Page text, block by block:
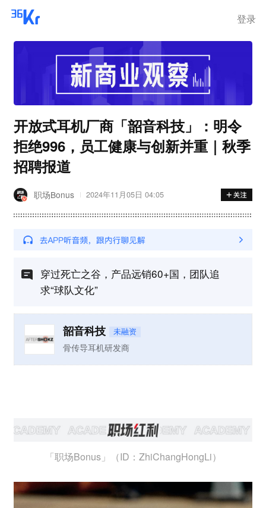
登录
开放式耳机厂商「韶音科技」：明令
拒绝996，员工健康与创新并重｜秋季
招聘报道
职场Bonus 2024年11月05日 04:05
穿过死亡之谷，产品远销60+国，团队追
求“球队文化”
韶音科技 未融资
骨传导耳机研发商
「职场Bonus」（ID：ZhiChangHongLi）